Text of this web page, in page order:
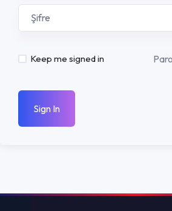
Keep me signed in
Sign In